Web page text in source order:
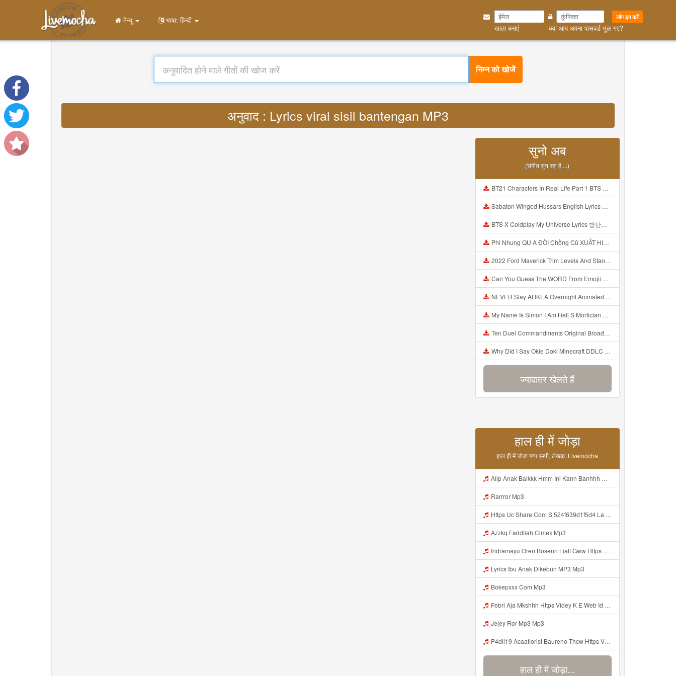
लॉग इन करें
खाता बनाएं क्या आप अपना पासवर्ड भूल गए?
मेन्यू भाषा: हिन्दी
निम्न को खोजें
अनुवाद : Lyrics viral sisil bantengan MP3
सुनो अब
(संगीत सुन रहा है ...)
BT21 Characters In Real Life Part 1 BTS AND BT21 방탄소년단 BT21 BT21아가들은 아빠조아 따라쟁이들 BTS Vs BT21 Mp3
Sabaton Winged Hussars English Lyrics Mp3
BTS X Coldplay My Universe Lyrics 방탄소년단 콜드플레이 My Universe 가사 Color Coded Lyrics Han Rom Eng Mp3
Phi Nhung QU A ĐỜI Chồng Cũ XUẤT HIỆN Khóc Hối Hận Vì Làm Điều KHỦNG KHIẾP Với Cô Mp3
2022 Ford Maverick Trim Levels And Standard Features Explained Mp3
Can You Guess The WORD From Emojii COMPOUND WORD EMOJII CHALLENGE 90 PEOPLE FAIL Guess Mp3
NEVER Stay At IKEA Overnight Animated SCP 3008 Horror Story Mp3
My Name Is Simon I Am Hell S Mortician And I Am Going To Kill God Creepypasta Mp3
Ten Duel Commandments Original Broadway Cast Of Hamilton Lyrics Mp3
Why Did I Say Okie Doki Minecraft DDLC Animated Music Video Song By The Stupendium Mp3
ज्यादातर खेलते हैं
हाल ही में जोड़ा
हाल ही में जोड़ा गया एमपी, लेखक: Livemocha
Alip Anak Baikkk Hmm Ini Kann Banhhh Https Videey Dpoyn Cfd ᅠ ᅠ ᅠ ᅠ ᅠ ᅠ ᅠ P ᅠ ᅠ ᅠ Pᅠ P ᅠp ᅠ ᅠ ᅠ Uᅠ ᅠ ᅠ Vp ᅠ ᅠ ᅠ ᅠ ᅠ ᅠ ᅠ ᅠ ᅠ ᅠ ᅠ ᅠ ᅠ ᅠ ᅠ ᅠ ᅠ ᅠ ᅠ ᅠ ᅠ ᅠ ᅠ ᅠ ᅠ ᅠ ᅠ ᅠ ᅠ ᅠ ᅠ ᅠ ᅠ ᅠ ᅠ ᅠ ᅠ Mp3
Rarrror Mp3
Https Uc Share Com S 524f639d1f5d4 La Id Mp3
Azzkq Faddilah Clmex Mp3
Indramayu Oren Bosenn Liatt Gww Https Videyf Gdwuys Web Id ᅠ ᅠ ᅠ ᅠ ᅠ ᅠ ᅠ ᅠ ᅠ ᅠ ᅠ ᅠ ᅠ ᅠ ᅠ ᅠ ᅠ ᅠ ᅠ ᅠ OKK ᅠ ᅠ ᅠ ᅠ ᅠ ᅠ ᅠ ᅠ ᅠ ᅠ ᅠ ᅠ ᅠ ᅠ ᅠ ᅠ ᅠ ᅠ ᅠ ᅠ ᅠ ᅠ ᅠ ᅠ ᅠ ᅠ ᅠ ᅠ ᅠ ᅠ ᅠ ᅠ ᅠ ᅠ ᅠ ᅠ ᅠ ᅠ ᅠ ᅠ Mp3
Lyrics Ibu Anak Dikebun MP3 Mp3
Bokepxxx Com Mp3
Febri Aja Mkshhh Https Videy K E Web Id Fht04 ᅠ ᅠ ᅠ ᅠ ᅠ ᅠ ᅠ ᅠ ᅠ ᅠ ᅠ ᅠ ᅠ ᅠ ᅠ ᅠ ᅠ ᅠ ᅠ ᅠ ᅠ ᅠ ᅠ ᅠ ᅠ ᅠ ᅠ ᅠ ᅠ ᅠ ᅠ ᅠ ᅠ ᅠ Mp3
Jejey Ror Mp3 Mp3
P4dli19 Acaaflorist Baureno Thcw Https Videyys Lvonya Web Id ᅠ ᅠ ᅠ ᅠ ᅠ ᅠ ᅠ ᅠ ᅠ ᅠ ᅠ ᅠ ᅠ ᅠ ᅠ ᅠ ᅠ ᅠ ᅠ ᅠ OKK ᅠ ᅠ ᅠ ᅠ ᅠ ᅠ ᅠ ᅠ ᅠ ᅠ ᅠ ᅠ ᅠ ᅠ ᅠ ᅠ ᅠ ᅠ ᅠ ᅠ ᅠ ᅠ ᅠ ᅠ ᅠ ᅠ ᅠ ᅠ ᅠ ᅠ ᅠ ᅠ ᅠ ᅠ ᅠ ᅠ ᅠ ᅠ ᅠ ᅠ Mp3
हाल ही में जोड़ा...